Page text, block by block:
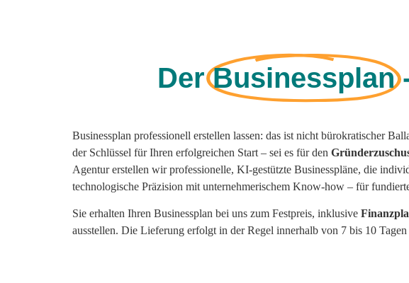
Der Businessplan
Businessplan professionell erstellen lassen: das ist nicht bürokratischer
der Schlüssel für Ihren erfolgreichen Start – sei es für den
Agentur erstellen wir professionelle, KI-gestützte Businesspläne, die
technologische Präzision mit unternehmerischem Know-how – für
Sie erhalten Ihren Businessplan bei uns zum Festpreis, inklusive
ausstellen. Die Lieferung erfolgt in der Regel innerhalb von 7 bis 10